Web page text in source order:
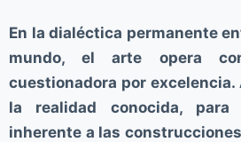
e
n
i
d
o
En la dialéctica permanente
mundo, el arte opera
cuestionadora por
la realidad conocida,
inherente a las